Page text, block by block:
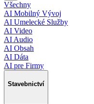
Všechny
AI Mobilný Vývoj
AI Umelecké Služby
AI Video
AI Audio
AI Obsah
AI Dáta
AI pre Firmy
Stavebnictví